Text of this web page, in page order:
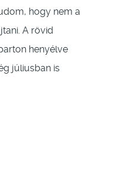
hogy nem a
A rövid
henyélve
júliusban is